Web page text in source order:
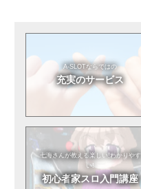
A-SLOTならではの
充実のサービス
七海さんが教える楽しい!わかりやす
い!
初心者家スロ入門講座